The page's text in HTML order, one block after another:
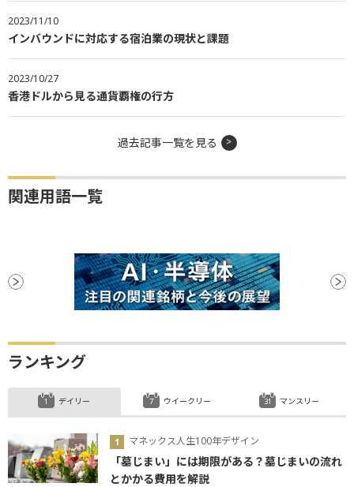
2023/11/10
インバウンドに対応する宿泊業の現状と課題
2023/10/27
香港ドルから見る通貨覇権の行方
過去記事一覧を見る
関連用語一覧
ランキング
デイリー
マネックス人生100年デザイン
「墓じまい」には期限がある？墓じまいの流れ
とかかる費用を解説
ウイークリー マンスリー